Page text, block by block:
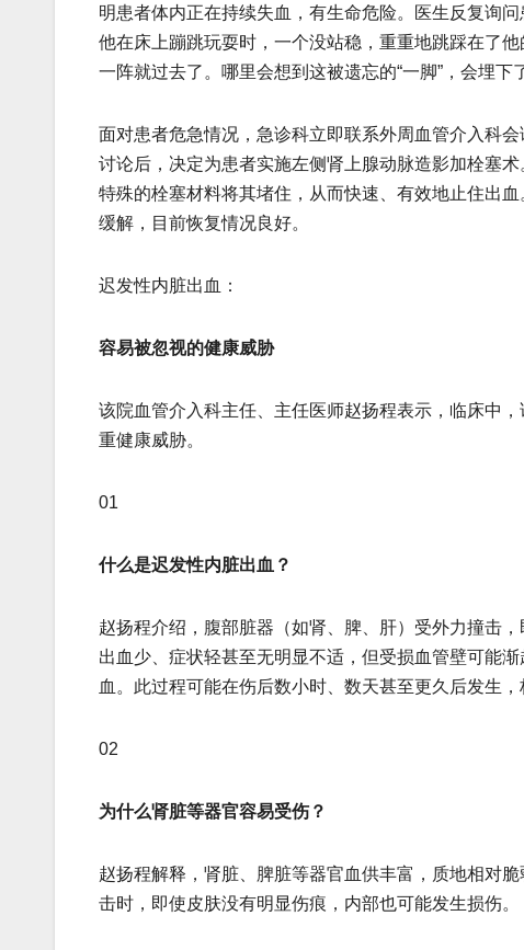
明患者体内正在持续失血，有生命危险。医生反复询
他在床上蹦跳玩耍时，一个没站稳，重重地跳踩在了
一阵就过去了。哪里会想到这被遗忘的“一脚”，会埋下
面对患者危急情况，急诊科立即联系外周血管介入科
讨论后，决定为患者实施左侧肾上腺动脉造影加栓塞
特殊的栓塞材料将其堵住，从而快速、有效地止住出
缓解，目前恢复情况良好。
迟发性内脏出血：
容易被忽视的健康威胁
该院血管介入科主任、主任医师赵扬程表示，临床中
重健康威胁。
01
什么是迟发性内脏出血？
赵扬程介绍，腹部脏器（如肾、脾、肝）受外力撞击
出血少、症状轻甚至无明显不适，但受损血管壁可能
血。此过程可能在伤后数小时、数天甚至更久后发生，
02
为什么肾脏等器官容易受伤？
赵扬程解释，肾脏、脾脏等器官血供丰富，质地相对
击时，即使皮肤没有明显伤痕，内部也可能发生损伤。